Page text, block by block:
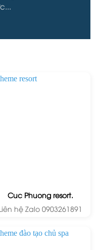
Cuc Phuong resort.
hệ Zalo 0903261891